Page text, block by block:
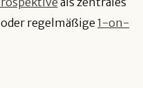
regelmäßige 1-on-